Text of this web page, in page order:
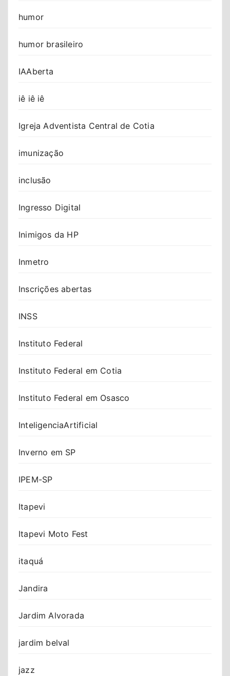
humor
humor brasileiro
IAAberta
iê iê iê
Igreja Adventista Central de Cotia
imunização
inclusão
Ingresso Digital
Inimigos da HP
Inmetro
Inscrições abertas
INSS
Instituto Federal
Instituto Federal em Cotia
Instituto Federal em Osasco
InteligenciaArtificial
Inverno em SP
IPEM-SP
Itapevi
Itapevi Moto Fest
itaquá
Jandira
Jardim Alvorada
jardim belval
jazz